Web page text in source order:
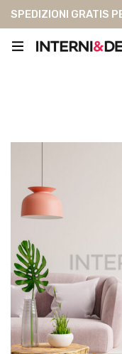
SPEDIZIONI GRATIS